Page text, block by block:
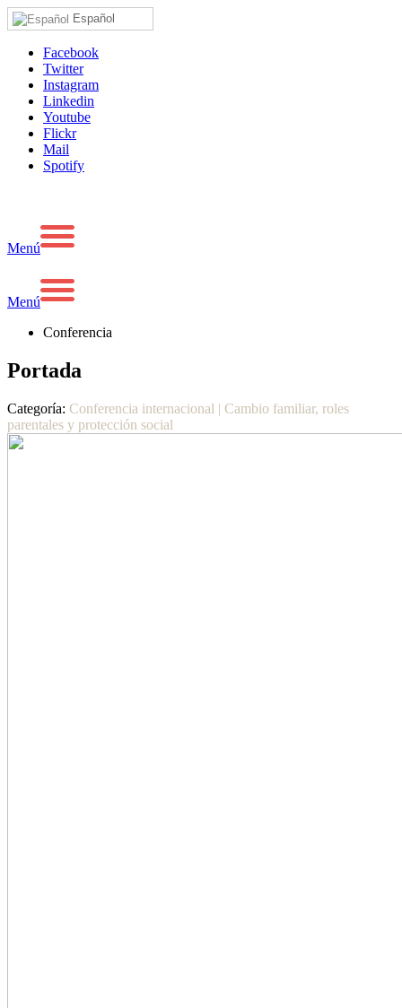
Español
Facebook
Twitter
Instagram
Linkedin
Youtube
Flickr
Mail
Spotify
Menú
Menú
Conferencia
Portada
Categoría: Conferencia internacional | Cambio familiar, roles
parentales y protección social